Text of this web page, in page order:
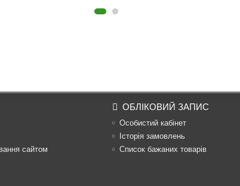
сайтом
ОБЛІКОВИЙ ЗАПИС
Особистий кабінет
Історія замовлень
Список бажаних товарів